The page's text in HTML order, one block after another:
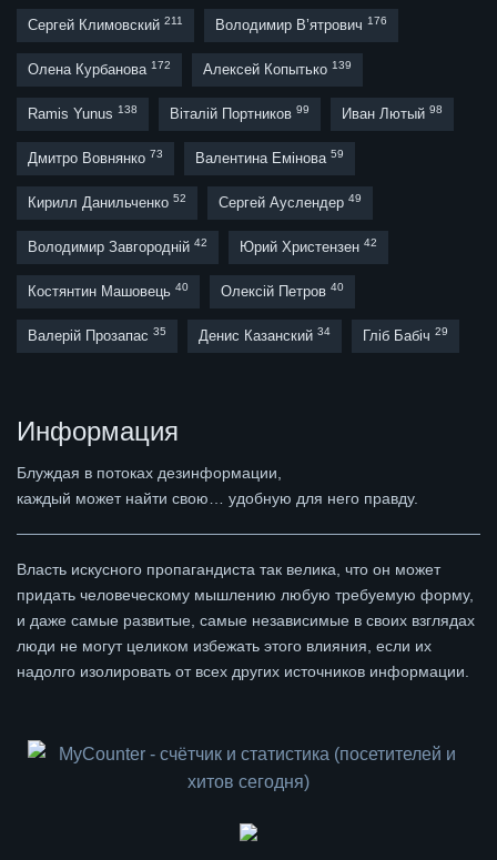
Сергей Климовский 211 Володимир В’ятрович 176
Олена Курбанова 172 Алексей Копытько 139
Ramis Yunus 138 Віталій Портников 99 Иван Лютый 98
Дмитро Вовнянко 73 Валентина Емінова 59
Кирилл Данильченко 52 Сергей Ауслендер 49
Володимир Завгородній 42 Юрий Христензен 42
Костянтин Машовець 40 Олексій Петров 40
Валерій Прозапас 35 Денис Казанский 34 Гліб Бабіч 29
Информация
Блуждая в потоках дезинформации,
каждый может найти свою… удобную для него правду.
Власть искусного пропагандиста так велика, что он может
придать человеческому мышлению любую требуемую форму,
и даже самые развитые, самые независимые в своих взглядах
люди не могут целиком избежать этого влияния, если их
надолго изолировать от всех других источников информации.